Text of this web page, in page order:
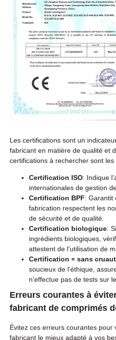
Les certifications sont un
fabricant en matière de qualité et
certifications à rechercher sont les
Certification ISO: Indique
internationales de gestion
Certification BPF: Garantit
fabrication respectent les
de sécurité et de qualité.
Certification biologique:
ingrédients biologiques,
attestent de l’utilisation de
Certification « sans
soucieux de l’éthique,
n’effectue pas de tests sur
Erreurs courantes à
fabricant de comprimés
Évitez ces erreurs courantes pour
fabricant le mieux adapté à vos